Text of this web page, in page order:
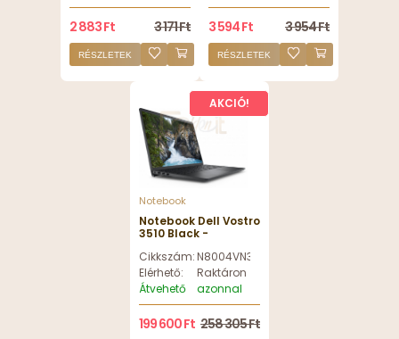
2 883 Ft 3 171 Ft
RÉSZLETEK
3 594 Ft 3 954 Ft
RÉSZLETEK
AKCIÓ!
Notebook
Notebook Dell Vostro
3510 Black -
Cikkszám:N8004VN3510EMEA01_2201_HOM_11
Elérhető:
Raktáron
Átvehető
azonnal
199 600 Ft 258 305 Ft